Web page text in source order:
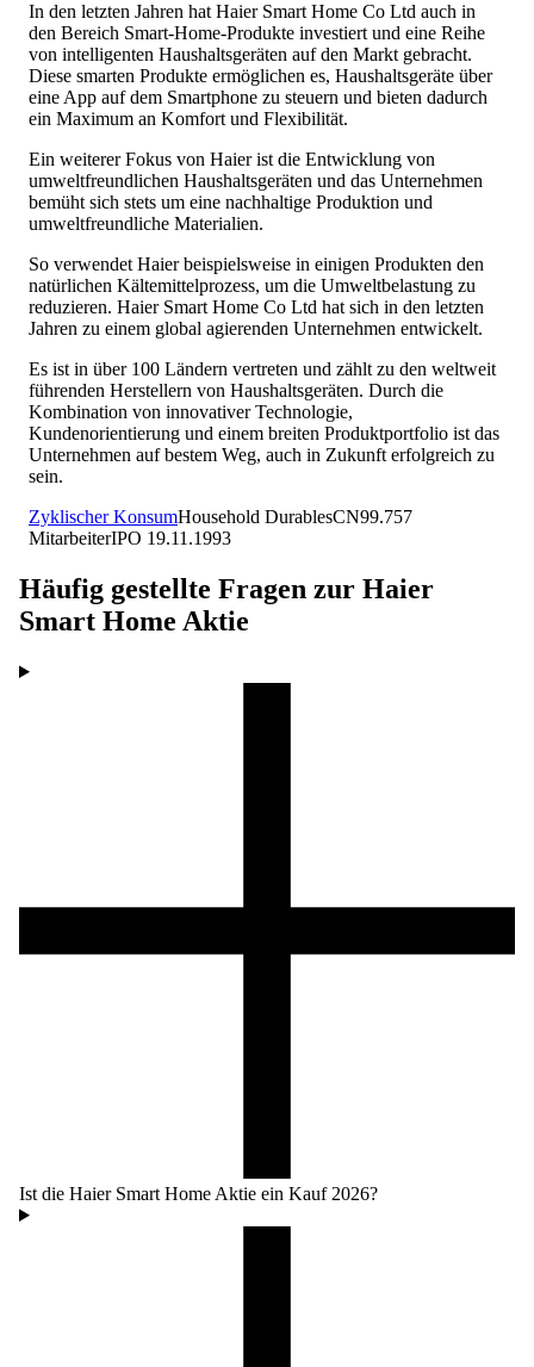
In den letzten Jahren hat Haier Smart Home Co Ltd auch in
den Bereich Smart-Home-Produkte investiert und eine Reihe
von intelligenten Haushaltsgeräten auf den Markt gebracht.
Diese smarten Produkte ermöglichen es, Haushaltsgeräte über
eine App auf dem Smartphone zu steuern und bieten dadurch
ein Maximum an Komfort und Flexibilität.
Ein weiterer Fokus von Haier ist die Entwicklung von
umweltfreundlichen Haushaltsgeräten und das Unternehmen
bemüht sich stets um eine nachhaltige Produktion und
umweltfreundliche Materialien.
So verwendet Haier beispielsweise in einigen Produkten den
natürlichen Kältemittelprozess, um die Umweltbelastung zu
reduzieren. Haier Smart Home Co Ltd hat sich in den letzten
Jahren zu einem global agierenden Unternehmen entwickelt.
Es ist in über 100 Ländern vertreten und zählt zu den weltweit
führenden Herstellern von Haushaltsgeräten. Durch die
Kombination von innovativer Technologie,
Kundenorientierung und einem breiten Produktportfolio ist das
Unternehmen auf bestem Weg, auch in Zukunft erfolgreich zu
sein.
Zyklischer KonsumHousehold DurablesCN99.757
MitarbeiterIPO 19.11.1993
Häufig gestellte Fragen zur Haier
Smart Home Aktie
Ist die Haier Smart Home Aktie ein Kauf 2026?